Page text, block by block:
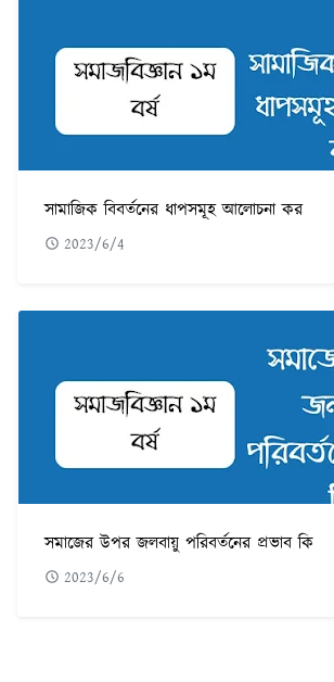
সামাজিক বিবর্তনের ধাপসমূহ আলোচনা কর
2023/6/4
সমাজের উপর জলবায়ু পরিবর্তনের প্রভাব কি
2023/6/6